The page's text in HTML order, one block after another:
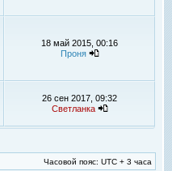
18 май 2015, 00:16
Проня
26 сен 2017, 09:32
Светланка
Часовой пояс: UTC + 3 часа